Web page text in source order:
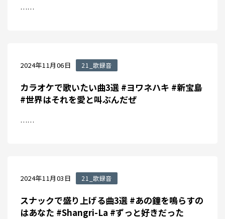
……
2024年11月06日 21_歌録音
カラオケで歌いたい曲3選 #ヨワネハキ #新宝島
#世界はそれを愛と叫ぶんだぜ
……
2024年11月03日 21_歌録音
スナックで盛り上げる曲3選 #あの鐘を鳴らすの
はあなた #Shangri-La #ずっと好きだった